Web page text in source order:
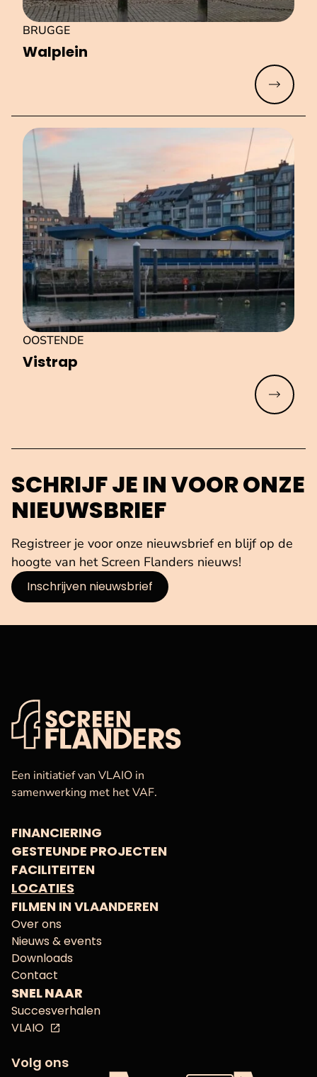
Walplein
BRUGGE
Meer
Vistrap
OOSTENDE
Meer
SCHRIJF JE IN VOOR ONZE
NIEUWSBRIEF
Registreer je voor onze nieuwsbrief en blijf op de
hoogte van het Screen Flanders nieuws!
Inschrijven nieuwsbrief
VAF
Een initiatief van VLAIO in
samenwerking met het VAF.
FINANCIERING
GESTEUNDE PROJECTEN
FACILITEITEN
LOCATIES
FILMEN IN VLAANDEREN
Over ons
Nieuws & events
Downloads
Contact
SNEL NAAR
Succesverhalen
VLAIO
Volg ons